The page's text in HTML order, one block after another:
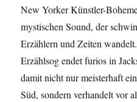
New Yorker Künstler-
mystischen Sound, der
Erzählern und Zeiten
Erzählsog endet furios in
damit nicht nur meisterhaft
Süd, sondern verhandelt vor